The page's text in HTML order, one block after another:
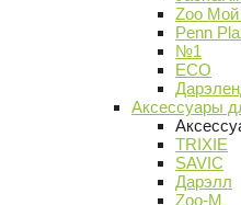
Zoo
Penn
№1
ECO
Аксессуары
TRIXIE
SAVIC
Дарэлл
Zoo-M